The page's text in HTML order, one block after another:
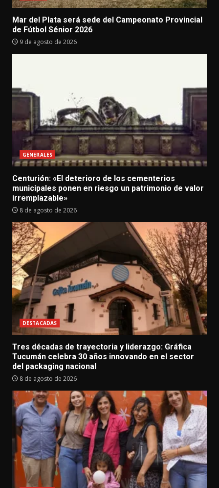
Mar del Plata será sede del Campeonato Provincial
de Fútbol Sénior 2026
9 de agosto de 2026
GENERALES
Centurión: «El deterioro de los cementerios
municipales ponen en riesgo un patrimonio de valor
irremplazable»
8 de agosto de 2026
DESTACADAS
Tres décadas de trayectoria y liderazgo: Gráfica
Tucumán celebra 30 años innovando en el sector
del packaging nacional
8 de agosto de 2026